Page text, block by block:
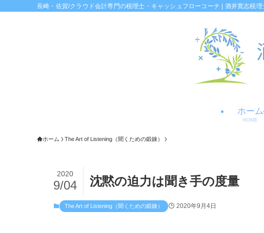
長崎・佐賀/クラウド会計専門の税理士・キャッシュフローコーチ | 酒井寛志税理
ホーム
HOME
ホーム The Art of Listening（聞くための鍛錬）
沈黙の迫力は聞き手の度量
2020
9/04
The Art of Listening（聞くための鍛錬） 2020年9月4日